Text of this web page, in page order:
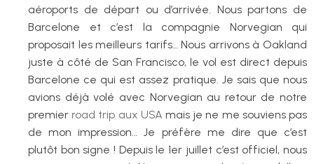
aéroports de départ ou d’arrivée. Nous partons de
Barcelone et c’est la compagnie Norvegian qui
proposait les meilleurs tarifs… Nous arrivons à Oakland
juste à côté de San Francisco, le vol est direct depuis
Barcelone ce qui est assez pratique. Je sais que nous
avions déjà volé avec Norvegian au retour de notre
premier road trip aux USA mais je ne me souviens pas
de mon impression… Je préfère me dire que c’est
plutôt bon signe ! Depuis le 1er juillet c’est officiel, nous